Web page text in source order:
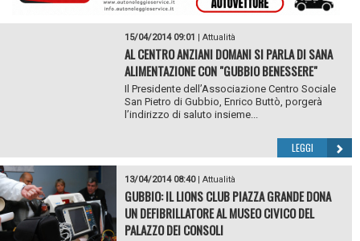
15/04/2014 09:01 Attualità
AL CENTRO ANZIANI DOMANI SI PARLA DI SANA
ALIMENTAZIONE CON "GUBBIO BENESSERE"
Il Presidente dell’Associazione Centro Sociale
San Pietro di Gubbio, Enrico Buttò, porgerà
l’indirizzo di saluto insieme...
LEGGI
13/04/2014 08:40| Attualità
GUBBIO: IL LIONS CLUB PIAZZA GRANDE DONA
UN DEFIBRILLATORE AL MUSEO CIVICO DEL
PALAZZO DEI CONSOLI